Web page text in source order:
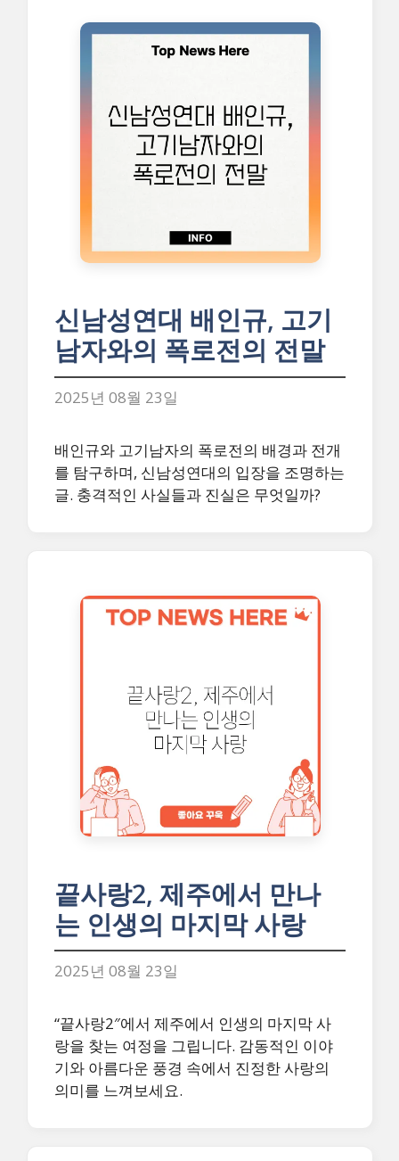
신남성연대 배인규, 고기
남자와의 폭로전의 전말
2025년 08월 23일
배인규와 고기남자의 폭로전의 배경과 전개
를 탐구하며, 신남성연대의 입장을 조명하는
글. 충격적인 사실들과 진실은 무엇일까?
끝사랑2, 제주에서 만나
는 인생의 마지막 사랑
2025년 08월 23일
“끝사랑2″에서 제주에서 인생의 마지막 사
랑을 찾는 여정을 그립니다. 감동적인 이야
기와 아름다운 풍경 속에서 진정한 사랑의
의미를 느껴보세요.